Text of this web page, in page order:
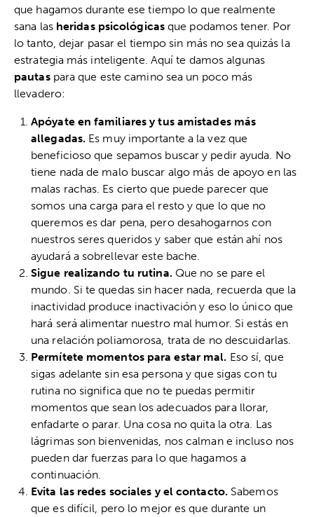
que hagamos durante ese tiempo lo que realmente
sana las heridas psicológicasque podamos tener. Por
lo tanto, dejar pasar el tiempo sin más no sea quizás la
estrategia más inteligente. Aquí te damos algunas
pautaspara que este camino sea un poco más
llevadero:
Apóyate en familiares y tus amistades más
allegadas. Es muy importante a la vez que
beneficioso que sepamos buscar y pedir ayuda. No
tiene nada de malo buscar algo más de apoyo en las
malas rachas. Es cierto que puede parecer que
somos una carga para el resto y que lo que no
queremos es dar pena, pero desahogarnos con
nuestros seres queridos y saber que están ahí nos
ayudará a sobrellevar este bache.
Sigue realizando tu rutina. Que no se pare el
mundo. Si te quedas sin hacer nada, recuerda que la
inactividad produce inactivación y eso lo único que
hará será alimentar nuestro mal humor. Si estás en
una relación poliamorosa, trata de no descuidarlas.
Permítete momentos para estar mal. Eso sí, que
sigas adelante sin esa persona y que sigas con tu
rutina no significa que no te puedas permitir
momentos que sean los adecuados para llorar,
enfadarte o parar. Una cosa no quita la otra. Las
lágrimas son bienvenidas, nos calman e incluso nos
pueden dar fuerzas para lo que hagamos a
continuación.
Evita las redes sociales y el contacto. Sabemos
que es difícil, pero lo mejor es que durante un